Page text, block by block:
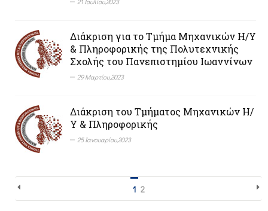
Διάκριση για το Τμήμα Μηχανικών Η/Υ
& Πληροφορικής της Πολυτεχνικής
Σχολής του Πανεπιστημίου Ιωαννίνων
29 Μαρτίου,2023
Διάκριση του Τμήματος Μηχανικών Η/
Υ & Πληροφορικής
25 Ιανουαρίου,2023
1 2